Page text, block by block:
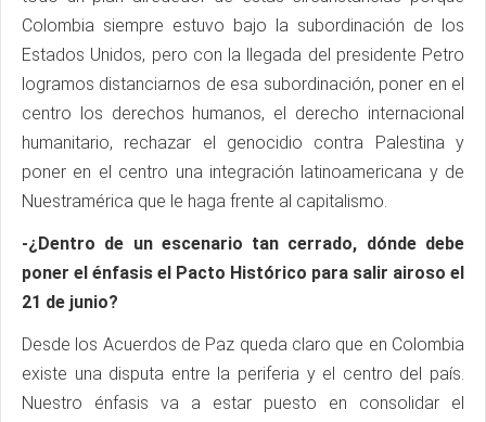
Colombia siempre estuvo bajo la subordinación de los
Estados Unidos, pero con la llegada del presidente Petro
logramos distanciarnos de esa subordinación, poner en el
centro los derechos humanos, el derecho internacional
humanitario, rechazar el genocidio contra Palestina y
poner en el centro una integración latinoamericana y de
Nuestramérica que le haga frente al capitalismo.
-¿Dentro de un escenario tan cerrado, dónde debe
poner el énfasis el Pacto Histórico para salir airoso el
21 de junio?
Desde los Acuerdos de Paz queda claro que en Colombia
existe una disputa entre la periferia y el centro del país.
Nuestro énfasis va a estar puesto en consolidar el